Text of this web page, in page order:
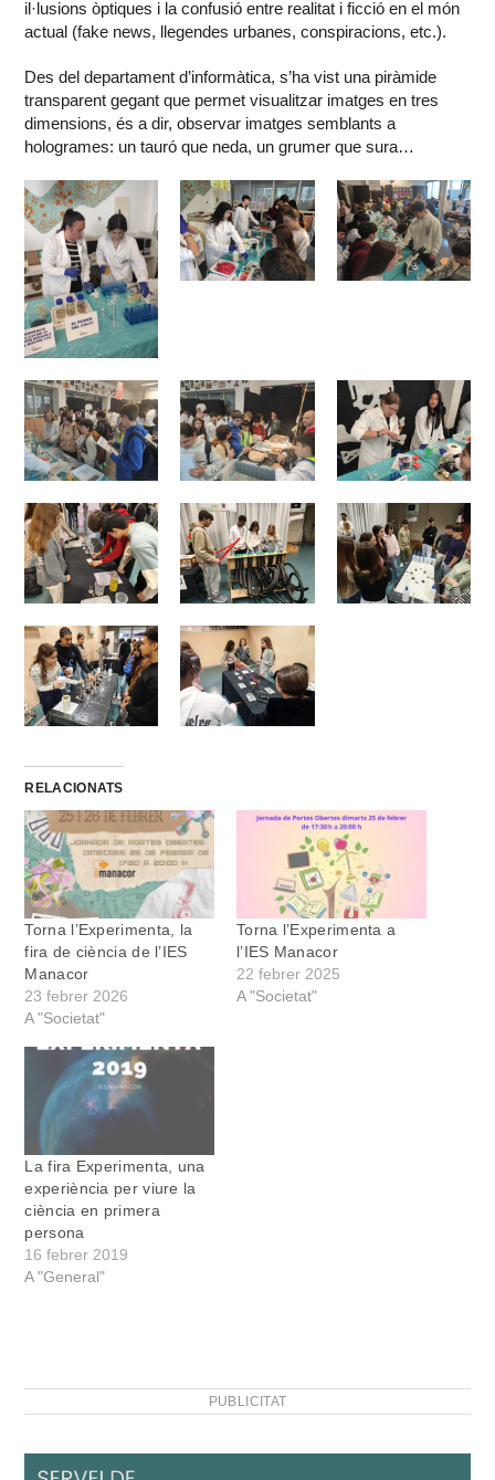
il·lusions òptiques i la confusió entre realitat i ficció en el món
actual (fake news, llegendes urbanes, conspiracions, etc.).
Des del departament d’informàtica, s’ha vist una piràmide
transparent gegant que permet visualitzar imatges en tres
dimensions, és a dir, observar imatges semblants a
hologrames: un tauró que neda, un grumer que sura…
RELACIONATS
Torna l’Experimenta, la
fira de ciència de l’IES
Manacor
23 febrer 2026
A "Societat"
Torna l’Experimenta a
l’IES Manacor
22 febrer 2025
A "Societat"
La fira Experimenta, una
experiència per viure la
ciència en primera
persona
16 febrer 2019
A "General"
PUBLICITAT